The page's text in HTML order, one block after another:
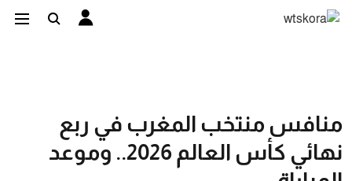
منافس منتخب المغرب في ربع
نهائي كأس العالم 2026.. وموعد